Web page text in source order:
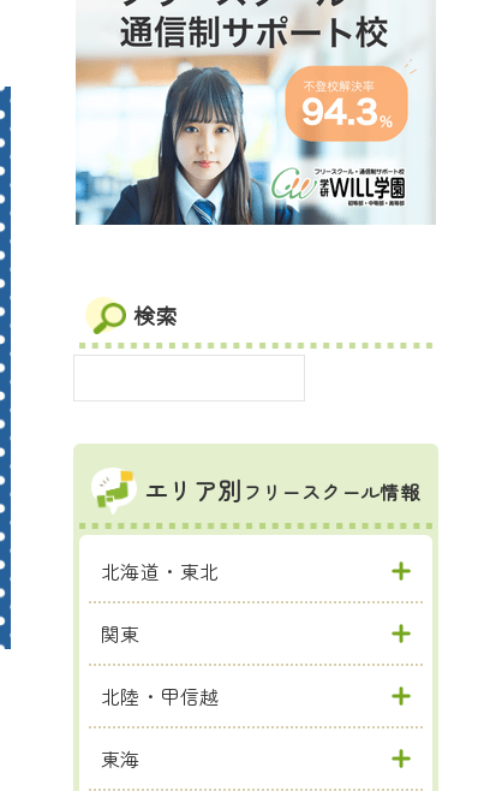
検索
エリア別 フリースクール情報
北海道・東北
関東
北陸・甲信越
東海